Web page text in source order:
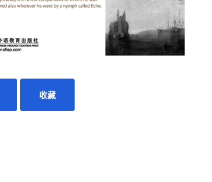
收藏